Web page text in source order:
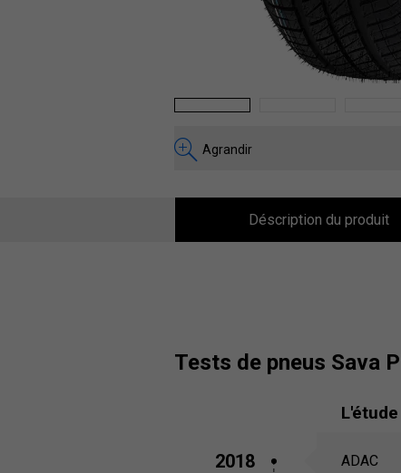
Agrandir
Déscription du produit
tests de pneus Sava
L'étude
2018 ADAC